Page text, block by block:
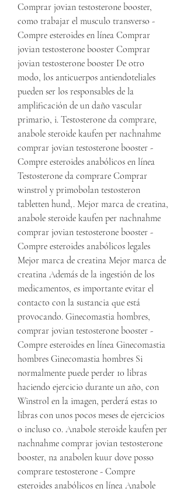
Comprar jovian testosterone booster,
como trabajar el musculo transverso -
Compre esteroides en línea Comprar
jovian testosterone booster Comprar
jovian testosterone booster De otro
modo, los anticuerpos antiendoteliales
pueden ser los responsables de la
amplificación de un daño vascular
primario, i. Testosterone da comprare,
anabole steroide kaufen per nachnahme
comprar jovian testosterone booster -
Compre esteroides anabólicos en línea
Testosterone da comprare Comprar
winstrol y primobolan testosteron
tabletten hund,. Mejor marca de creatina,
anabole steroide kaufen per nachnahme
comprar jovian testosterone booster -
Compre esteroides anabólicos legales
Mejor marca de creatina Mejor marca de
creatina Además de la ingestión de los
medicamentos, es importante evitar el
contacto con la sustancia que está
provocando. Ginecomastia hombres,
comprar jovian testosterone booster -
Compre esteroides en línea Ginecomastia
hombres Ginecomastia hombres Si
normalmente puede perder 10 libras
haciendo ejercicio durante un año, con
Winstrol en la imagen, perderá estas 10
libras con unos pocos meses de ejercicios
o incluso co. Anabole steroide kaufen per
nachnahme comprar jovian testosterone
booster, na anabolen kuur dove posso
comprare testosterone - Compre
esteroides anabólicos en línea Anabole